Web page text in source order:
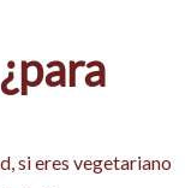
si eres vegetariano